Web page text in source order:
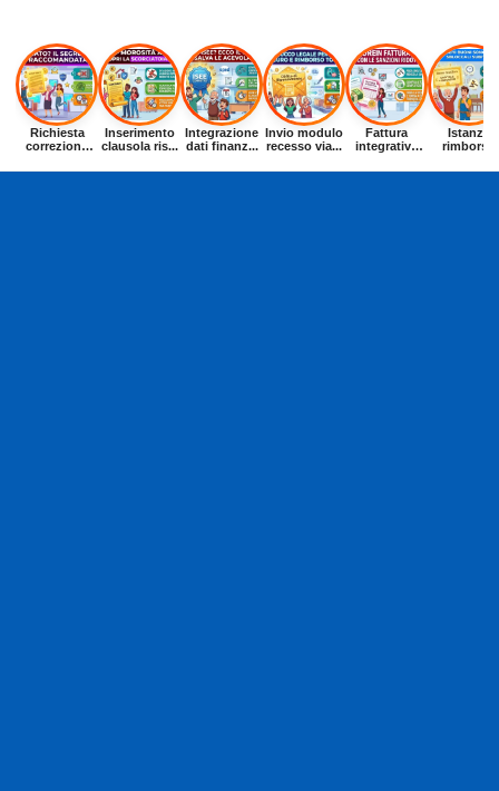
Richiesta
correzione
Inserimento
clausola ris...
Integrazione
dati finanz...
Invio modulo
recesso via...
Fattura
integrativa
Istanza
rimborso